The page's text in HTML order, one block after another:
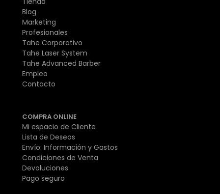
Blog
Marketing
Profesionales
Tahe Corporativo
Tahe Laser System
Tahe Advanced Barber
Empleo
Contacto
COMPRA ONLINE
Mi espacio de Cliente
Lista de Deseos
Envío: Información y Gastos
Condiciones de Venta
Devoluciones
Pago seguro